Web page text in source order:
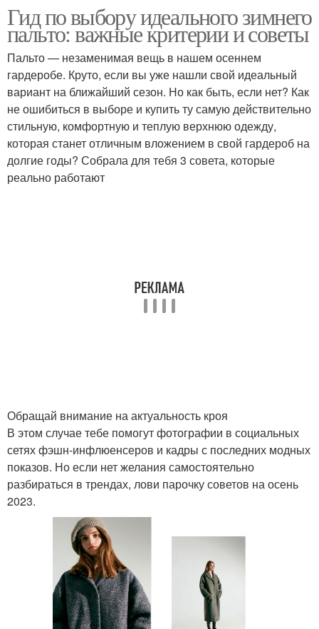
Гид по выбору идеального зимнего
пальто: важные критерии и советы
Пальто — незаменимая вещь в нашем осеннем
гардеробе. Круто, если вы уже нашли свой идеальный
вариант на ближайший сезон. Но как быть, если нет? Как
не ошибиться в выборе и купить ту самую действительно
стильную, комфортную и теплую верхнюю одежду,
которая станет отличным вложением в свой гардероб на
долгие годы? Собрала для тебя 3 совета, которые
реально работают
Обращай внимание на актуальность кроя
В этом случае тебе помогут фотографии в социальных
сетях фэшн-инфлюенсеров и кадры с последних модных
показов. Но если нет желания самостоятельно
разбираться в трендах, лови парочку советов на осень
2023.